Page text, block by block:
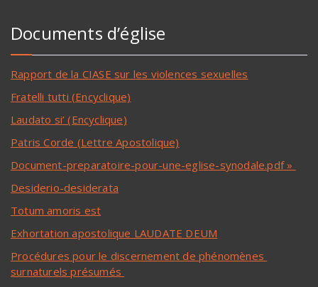
Documents d’église
Rapport de la CIASE sur les violences sexuelles
Fratelli tutti (Encyclique)
Laudato si’ (Encyclique)
Patris Corde (Lettre Apostolique)
Document-preparatoire-pour-une-eglise-synodale.pdf »
Desiderio-desiderata
Totum amoris est
Exhortation apostolique LAUDATE DEUM
Procédures pour le discernement de phénomènes
surnaturels présumés